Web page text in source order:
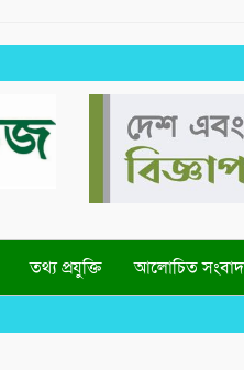
তথ্য প্রযুক্তি আলোচিত সংবাদ